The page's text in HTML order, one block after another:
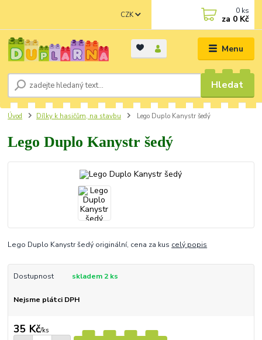
Menu
CZK
Hledat
0 ks
za 0 Kč
Úvod Dílky k hasičům, na stavbu Lego Duplo Kanystr šedý
Lego Duplo Kanystr šedý
Lego Duplo Kanystr šedý originální, cena za kus celý popis
Dostupnost skladem 2 ks
Nejsme plátci DPH
35 Kč/ks